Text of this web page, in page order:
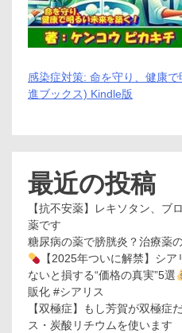
感染症対策: 命を守り、健康
進ブックス) Kindle版
最近の投稿
【抗不安薬】レキソタン、ブ
薬です
糖尿病の薬で膀胱炎？治療薬
【2025年ついに解禁】シア
ないと損する“価格の真実”5選
販化 #シアリス
【双極症】もし芳賀が双極症
ス・炭酸リチウムを使います